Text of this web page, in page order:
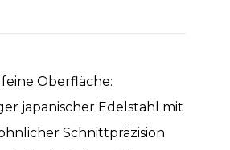
Oberfläche:
japanischer Edelstahl mit
Schnittpräzision